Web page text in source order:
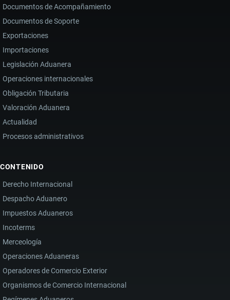
Documentos de Acompañamiento
Documentos de Soporte
Exportaciones
Importaciones
Legislación Aduanera
Operaciones internacionales
Obligación Tributaria
Valoración Aduanera
Actualidad
Procesos administrativos
CONTENIDO
Derecho Internacional
Despacho Aduanero
Impuestos Aduaneros
Incoterms
Merceología
Operaciones Aduaneras
Operadores de Comercio Exterior
Organismos de Comercio Internacional